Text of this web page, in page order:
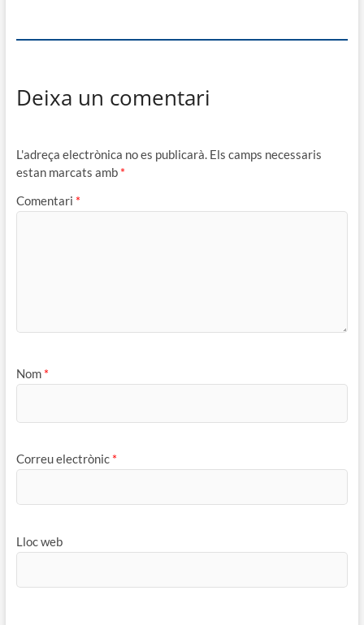
Deixa un comentari
L'adreça electrònica no es publicarà. Els camps necessaris
estan marcats amb *
Comentari *
Nom *
Correu electrònic *
Lloc web